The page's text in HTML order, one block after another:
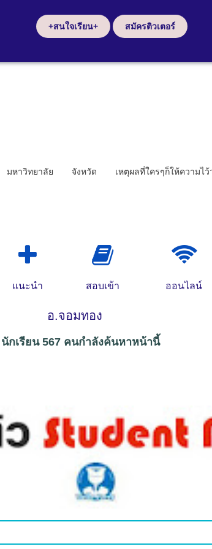
+สนใจเรียน+ สมัครติวเตอร์
มหาวิทยาลัย จังหวัด เหตุผลที่ใครๆก็ให้ความไว้
แนะนำ สอบเข้า ออนไลน์
อ.จอมทอง
นักเรียน 567 คนกำลังค้นหาหน้านี้